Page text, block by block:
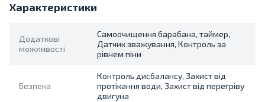
Характеристики
Додаткові
можливості
Самоочищення барабана, таймер,
Датчик зважування, Контроль за
рівнем піни
Безпека
Контроль дисбалансу, Захист від
протікання води, Захист від перегріву
двигуна